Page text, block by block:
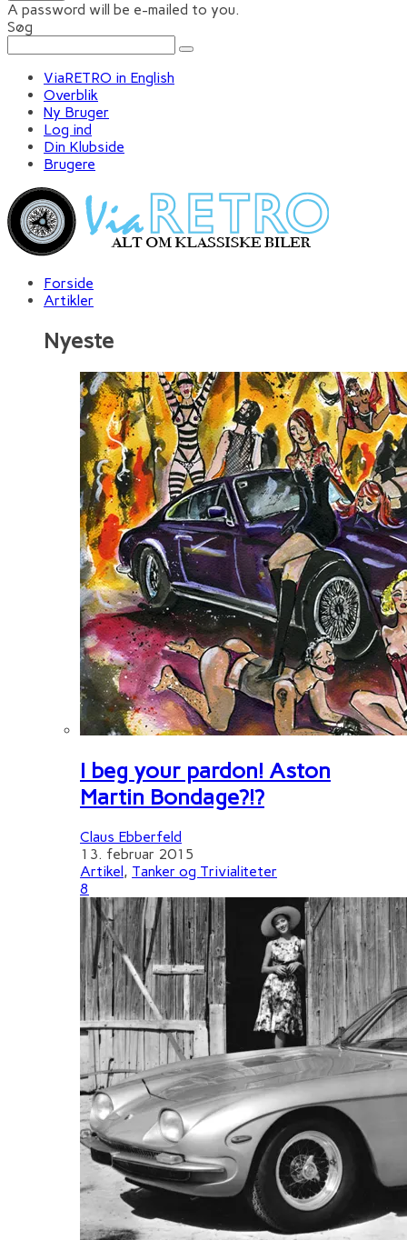
A password will be e-mailed to you.
Søg
ViaRETRO in English
Overblik
Ny Bruger
Log ind
Din Klubside
Brugere
Forside
Artikler
Nyeste
I beg your pardon! Aston
Martin Bondage?!?
Claus Ebberfeld
13. februar 2015
Artikel, Tanker og Trivialiteter
8